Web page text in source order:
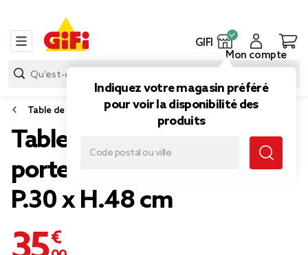
GIFI
Indiquez votre magasin préféré
pour voir la disponibilité des
produits
Mon compte
Table de chevet
Table de chevet Kanna 1
porte cannage rotin L.40 x
P.30 x H.48 cm
35,00 €